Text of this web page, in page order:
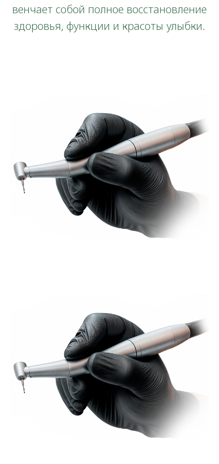
венчает собой полное восстановление
здоровья, функции и красоты улыбки.